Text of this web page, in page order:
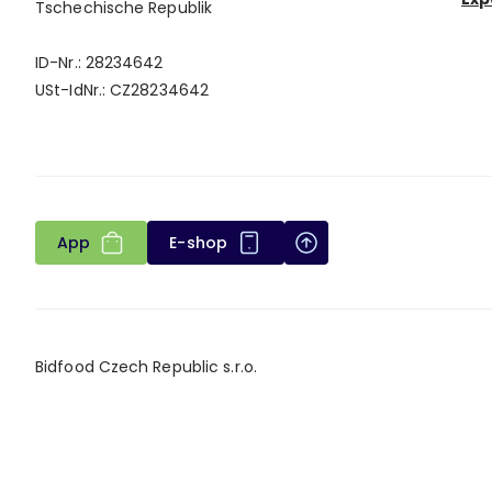
Tschechische Republik
ID-Nr.: 28234642
USt-IdNr.: CZ28234642
App E-shop
Bidfood Czech Republic s.r.o.